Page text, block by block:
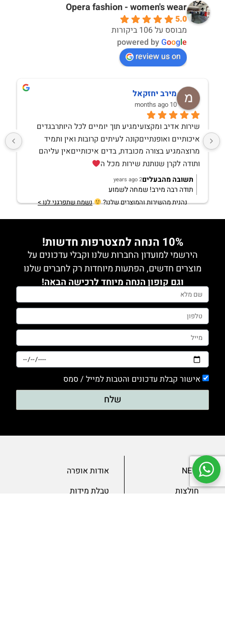
Opera fashion - women's wear
5.0
מבוסס על 106 ביקורות
powered byGoogle
review us on
מירב יחזקאל
10 months ago
ותודה לקרן שנותנת שירות מכל ה
תשובה מהבעלים2 years ago
תודה רבה מירב! שמחה לשמוע
נהנית מהשירות והמוצרים שלנו? נשמח שתפרגני לנו >
10% הנחה למצטרפות חדשות!
הירשמי למועדון החברות שלנו וקבלי עדכונים על
מוצרים חדשים, הפתעות מיוחדות רק לחברים שלנו
וגם קופון הנחה מיוחד לרכישה הבאה!
אישור קבלת עדכונים והטבות למייל / סמס
שלח
NEW
חולצות
אודות אופרה
טבלת מידות